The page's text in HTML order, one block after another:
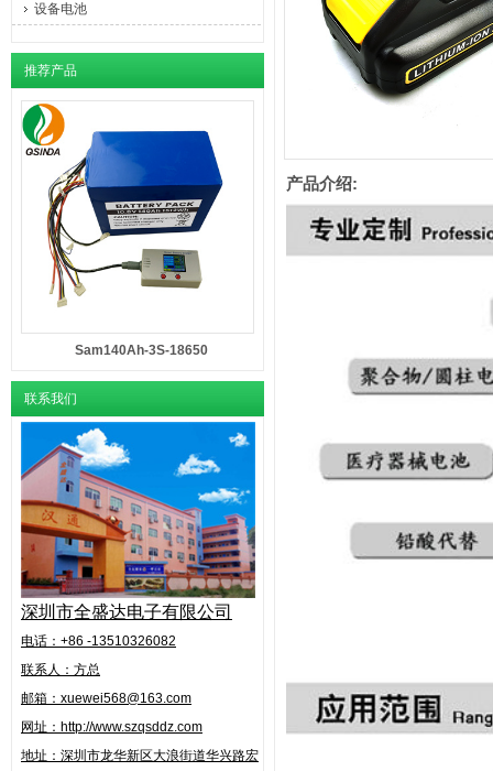
设备电池
推荐产品
Sam140Ah-3S-18650
联系我们
深圳市全盛达电子有限公司
电话：+86 -13510326082
联系人：方总
邮箱：xuewei568@163.com
网址：http://www.szqsddz.com
地址： 深圳市龙华新区大浪街道华兴路宏
产品介绍: